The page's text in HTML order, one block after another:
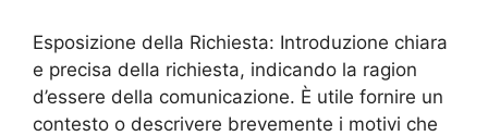
Esposizione della Richiesta: Introduzione chiara
e precisa della richiesta, indicando la ragion
d’essere della comunicazione. È utile fornire un
contesto o descrivere brevemente i motivi che